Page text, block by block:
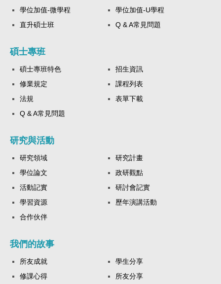
學位加值-微學程
學位加值-U學程
直升碩士班
Q & A常見問題
碩士專班
碩士專班特色
招生資訊
修業規定
課程列表
法規
表單下載
Q & A常見問題
研究與活動
研究領域
研究計畫
學位論文
政研觀點
活動記實
研討會記實
學習資源
歷年演講活動
合作伙伴
我們的故事
所友成就
學生分享
修課心得
所友分享